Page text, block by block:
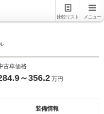
比較リスト メニュー
古車価格
～356.2 万円
装備情報